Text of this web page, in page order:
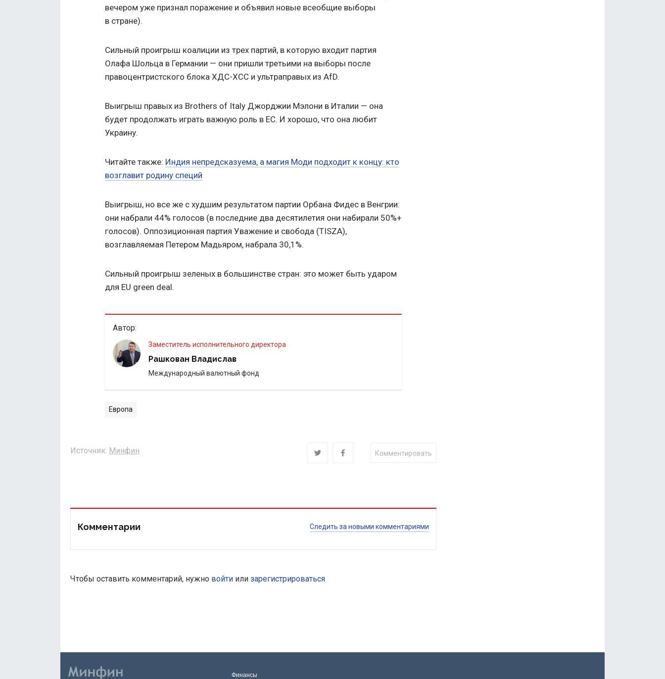
вечером уже признал поражение и объявил новые всеобщие выборы
в стране).
Сильный проигрыш коалиции из трех партий, в которую входит партия
Олафа Шольца в Германии — они пришли третьими на выборы после
правоцентристского блока ХДС-ХСС и ультраправых из AfD.
Выигрыш правых из Brothers of Italy Джорджии Мэлони в Италии — она
будет продолжать играть важную роль в ЕС. И хорошо, что она любит
Украину.
Читайте также: Индия непредсказуема, а магия Моди подходит к концу: кто
возглавит родину специй
Выигрыш, но все же с худшим результатом партии Орбана Фидес в Венгрии:
они набрали 44% голосов (в последние два десятилетия они набирали 50%+
голосов). Оппозиционная партия Уважение и свобода (TISZA),
возглавляемая Петером Мадьяром, набрала 30,1%.
Сильный проигрыш зеленых в большинстве стран: это может быть ударом
для EU green deal.
Автор:
Заместитель исполнительного директора
Рашкован Владислав
Международный валютный фонд
Европа
Источник: Минфин Комментировать
Следить за новыми комментариями
Комментарии
Чтобы оставить комментарий, нужно войти или зарегистрироваться
Финансы